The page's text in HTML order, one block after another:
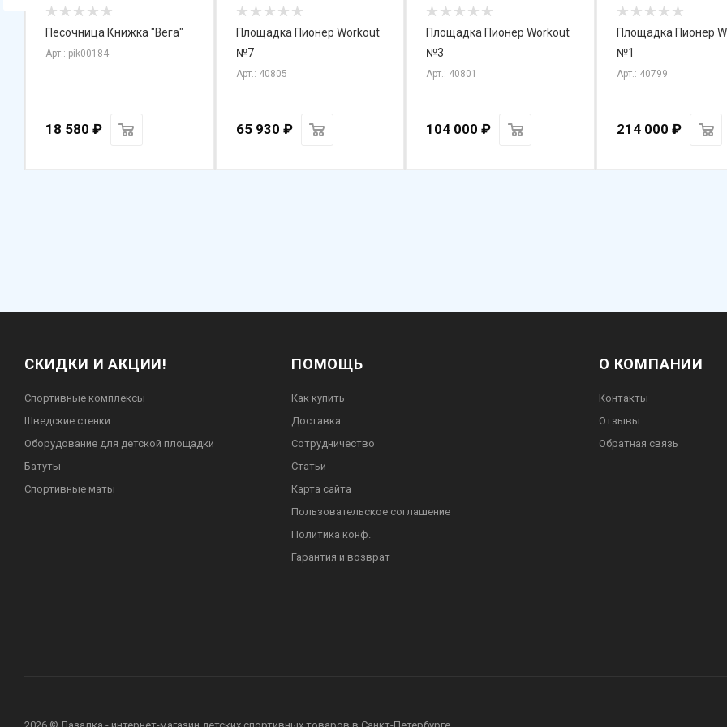
Песочница Книжка "Вега"
Арт.: pik00184
18 580 ₽
Площадка Пионер Workout
№7
Арт.: 40805
65 930 ₽
Площадка Пионер Workout
№3
Арт.: 40801
104 000 ₽
Площадка Пионер
№1
Арт.: 40799
214 000 ₽
СКИДКИ И АКЦИИ!
Спортивные комплексы
Шведские стенки
Оборудование для детской площадки
Батуты
Спортивные маты
ПОМОЩЬ
Как купить
Доставка
Сотрудничество
Статьи
Карта сайта
Пользовательское соглашение
Политика конф.
Гарантия и возврат
О КОМПАНИИ
Контакты
Отзывы
Обратная связь